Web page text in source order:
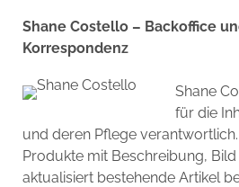
LINK-SAMMLUNG
ARTIKEL-ARCHIV
ONLINE-SHOP
Shane Costello – Backoffice
Korrespondenz
Shane
für die
und deren Pflege
Produkte mit Beschreibung,
aktualisiert bestehende Artikel